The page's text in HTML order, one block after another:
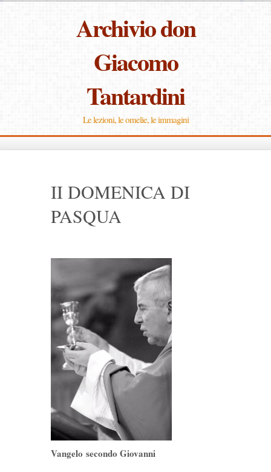
Archivio don
Giacomo
Tantardini
Le lezioni, le omelie, le immagini
II DOMENICA DI
PASQUA
Vangelo secondo Giovanni